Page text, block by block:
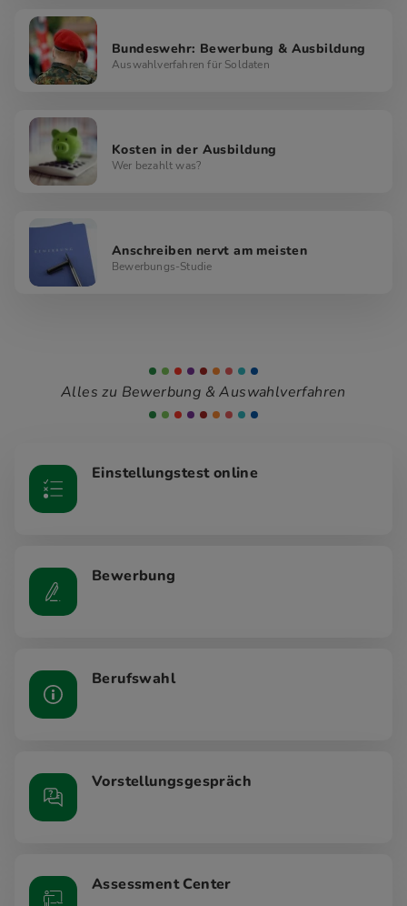
Bundeswehr: Bewerbung & Ausbildung
Auswahlverfahren für Soldaten
Kosten in der Ausbildung
Wer bezahlt was?
Anschreiben nervt am meisten
Bewerbungs-Studie
Alles zu Bewerbung & Auswahlverfahren
Einstellungstest online
Bewerbung
Berufswahl
Vorstellungsgespräch
Assessment Center